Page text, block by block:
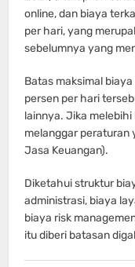
online, dan biaya
per hari, yang
sebelumnya yang
Batas maksimal
persen per hari
lainnya. Jika
melanggar peraturan
Jasa Keuangan).
Diketahui struktur
administrasi, biaya
biaya risk
itu diberi batasan